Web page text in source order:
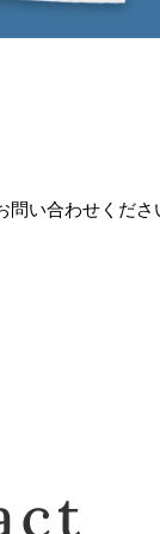
問い合わせくださ